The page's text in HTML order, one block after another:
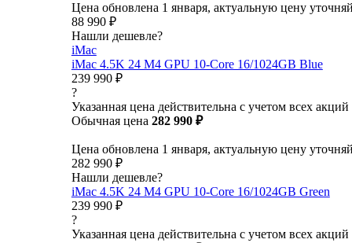
Цена обновлена 1 января, актуальную цену
88 990 ₽
Нашли дешевле?
iMac
iMac 4.5K 24 M4 GPU 10-Core 16/1024GB Blue
239 990 ₽
?
Указанная цена действительна с учетом всех акций
Обычная цена 282 990 ₽
Цена обновлена 1 января, актуальную цену
282 990 ₽
Нашли дешевле?
iMac 4.5K 24 M4 GPU 10-Core 16/1024GB Green
239 990 ₽
?
Указанная цена действительна с учетом всех акций